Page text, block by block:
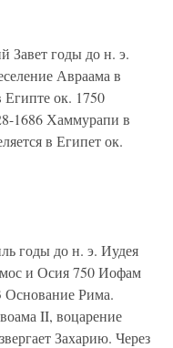
Завет годы до н. э.
Авраама в
ок. 1750
1686 Хаммурапи в
в Египет ок.
годы до н. э. Иудея
и Осия 750 Иофам
Основание Рима.
II, воцарение
Захарию. Через